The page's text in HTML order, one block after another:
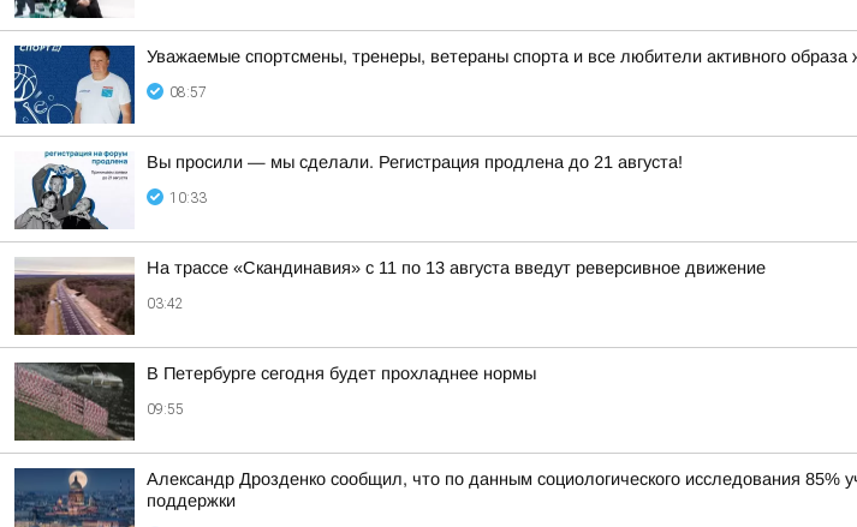
Уважаемые спортсмены, тренеры, ветераны спорта и все любители активного образа
08:57
Вы просили — мы сделали. Регистрация продлена до 21 августа!
10:33
На трассе «Скандинавия» с 11 по 13 августа введут реверсивное движение
03:42
В Петербурге сегодня будет прохладнее нормы
09:55
Александр Дрозденко сообщил, что по данным социологического исследования
поддержки